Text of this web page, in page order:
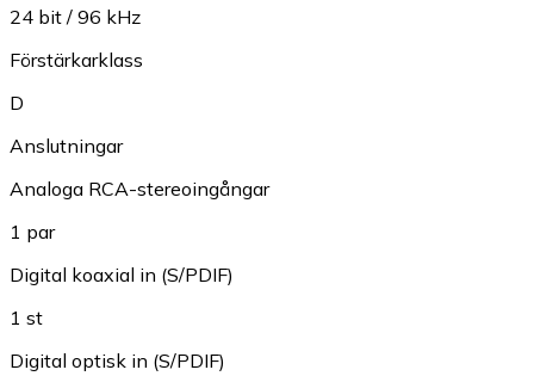
24 bit / 96 kHz
Förstärkarklass
D
Anslutningar
Analoga RCA-stereoingångar
1 par
Digital koaxial in (S/PDIF)
1 st
Digital optisk in (S/PDIF)